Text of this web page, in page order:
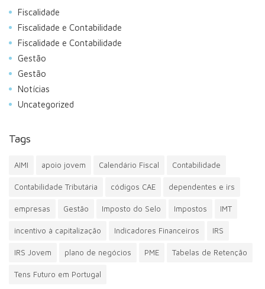
Fiscalidade
Fiscalidade e Contabilidade
Fiscalidade e Contabilidade
Gestão
Gestão
Notícias
Uncategorized
Tags
AIMI apoio jovem Calendário Fiscal Contabilidade
Contabilidade Tributária códigos CAE dependentes e irs
empresas Gestão Imposto do Selo Impostos IMT
incentivo à capitalização Indicadores Financeiros IRS
IRS Jovem plano de negócios PME Tabelas de Retenção
Tens Futuro em Portugal